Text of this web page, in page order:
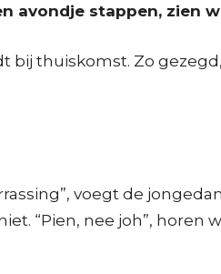
avondje stappen, zien
thuiskomst. Zo
voegt de
“Pien, nee joh”, horen